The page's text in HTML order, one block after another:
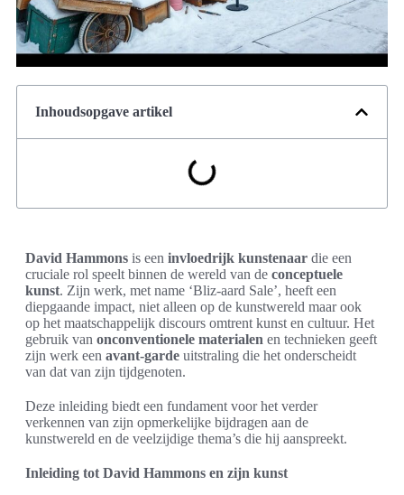
Inhoudsopgave artikel
David Hammons is een invloedrijk kunstenaar die een
cruciale rol speelt binnen de wereld van de conceptuele
kunst. Zijn werk, met name ‘Bliz-aard Sale’, heeft een
diepgaande impact, niet alleen op de kunstwereld maar ook
op het maatschappelijk discours omtrent kunst en cultuur. Het
gebruik van onconventionele materialen en technieken geeft
zijn werk een avant-garde uitstraling die het onderscheidt
van dat van zijn tijdgenoten.
Deze inleiding biedt een fundament voor het verder
verkennen van zijn opmerkelijke bijdragen aan de
kunstwereld en de veelzijdige thema’s die hij aanspreekt.
Inleiding tot David Hammons en zijn kunst